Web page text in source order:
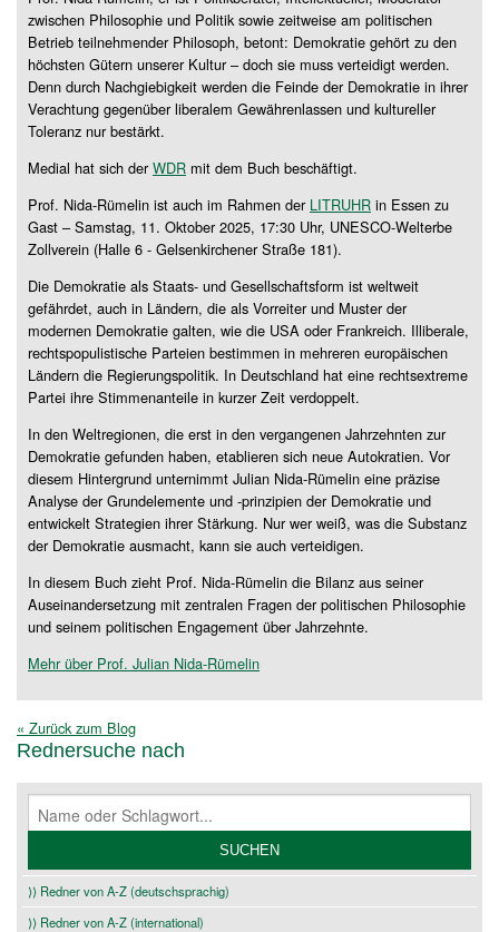
zwischen Philosophie und Politik sowie zeitweise am politischen
Betrieb teilnehmender Philosoph, betont: Demokratie gehört zu den
höchsten Gütern unserer Kultur – doch sie muss verteidigt werden.
Denn durch Nachgiebigkeit werden die Feinde der Demokratie in ihrer
Verachtung gegenüber liberalem Gewährenlassen und kultureller
Toleranz nur bestärkt.
Medial hat sich derWDR mit dem Buch beschäftigt.
Prof. Nida-Rümelin ist auch im Rahmen der LITRUHR in Essen zu
Gast – Samstag, 11. Oktober 2025, 17:30 Uhr, UNESCO-Welterbe
Zollverein (Halle 6 - Gelsenkirchener Straße 181).
Die Demokratie als Staats- und Gesellschaftsform ist weltweit
gefährdet, auch in Ländern, die als Vorreiter und Muster der
modernen Demokratie galten, wie die USA oder Frankreich. Illiberale,
rechtspopulistische Parteien bestimmen in mehreren europäischen
Ländern die Regierungspolitik. In Deutschland hat eine rechtsextreme
Partei ihre Stimmenanteile in kurzer Zeit verdoppelt.
In den Weltregionen, die erst in den vergangenen Jahrzehnten zur
Demokratie gefunden haben, etablieren sich neue Autokratien. Vor
diesem Hintergrund unternimmt Julian Nida-Rümelin eine präzise
Analyse der Grundelemente und -prinzipien der Demokratie und
entwickelt Strategien ihrer Stärkung. Nur wer weiß, was die Substanz
der Demokratie ausmacht, kann sie auch verteidigen.
In diesem Buch zieht Prof. Nida-Rümelin die Bilanz aus seiner
Auseinandersetzung mit zentralen Fragen der politischen Philosophie
und seinem politischen Engagement über Jahrzehnte.
Mehr über Prof. Julian Nida-Rümelin
« Zurück zum Blog
Rednersuche nach
⟩⟩ Redner von A-Z (deutschsprachig)
⟩⟩ Redner von A-Z (international)